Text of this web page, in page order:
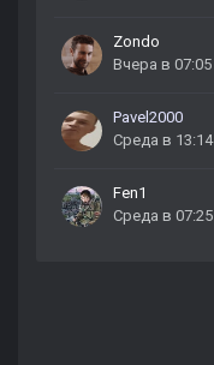
Zondo
Вчера в 07:05
Pavel2000
Среда в 13:14
Fen1
Среда в 07:25